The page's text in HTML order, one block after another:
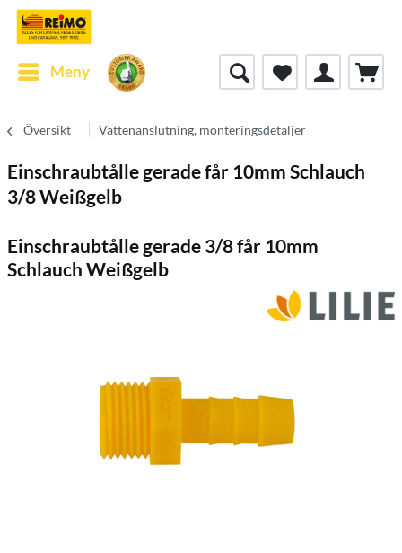
Meny
Översikt Vattenanslutning, monteringsdetaljer
Einschraubtålle gerade får 10mm Schlauch
3/8 Weißgelb
Einschraubtålle gerade 3/8 får 10mm
Schlauch Weißgelb